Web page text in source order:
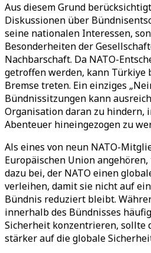
Aus diesem Grund
Diskussionen über
seine nationalen Interessen,
Besonderheiten der
Nachbarschaft. Da NATO-
getroffen werden, kann Türkiye
Bremse treten. Ein einziges
Bündnissitzungen kann
Organisation daran zu hindern,
Abenteuer hineingezogen zu
Als eines von neun NATO-
Europäischen Union
dazu bei, der NATO einen
verleihen, damit sie nicht auf
Bündnis reduziert bleibt.
innerhalb des Bündnisses
Sicherheit konzentrieren, sollte
stärker auf die globale